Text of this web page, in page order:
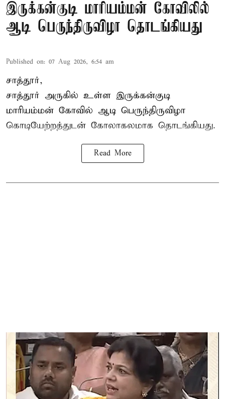
இருக்கன்குடி மாரியம்மன் கோவிலில்
ஆடி பெருந்திருவிழா தொடங்கியது
Published on: 07 Aug 2026, 6:54 am
சாத்தூர்,
சாத்தூர் அருகில் உள்ள இருக்கன்குடி
மாரியம்மன் கோவில் ஆடி பெருந்திருவிழா
கொடியேற்றத்துடன் கோலாகலமாக தொடங்கியது.
Read More